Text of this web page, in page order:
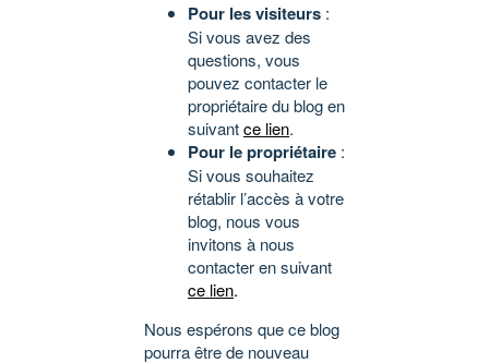
Pour les visiteurs :
Si vous avez des
questions, vous
pouvez contacter le
propriétaire du blog en
suivantce lien.
Pour le propriétaire :
Si vous souhaitez
rétablir l’accès à votre
blog, nous vous
invitons à nous
contacter en suivant
ce lien.
Nous espérons que ce blog
pourra être de nouveau